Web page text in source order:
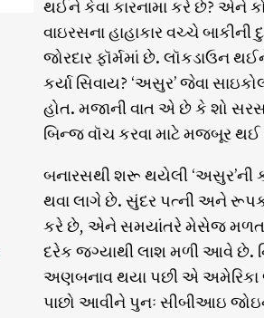
થઈને કેવા કારનામા કરે છે? એને
વાઇરસના હાહાકાર વચ્ચે
જોરદાર ફૉર્મમાં છે. લૉકડાઉન
કર્યા સિવાય? ‘અસુર’ જેવા
હોત. મજાની વાત એ છે કે શો
બિન્જ વૉચ કરવા માટે મજબૂર થઈ
બનારસથી શરૂ થયેલી ‘અસુર’ની
થવા લાગે છે. સુંદર પત્ની અને
કરે છે, એને સમયાંતરે મેસેજ મળતા
દરેક જગ્યાથી લાશ મળી આવે છે.
અણબનાવ થયા પછી એ અમેરિકા
પાછો આવીને પુનઃ સીબીઆઇ